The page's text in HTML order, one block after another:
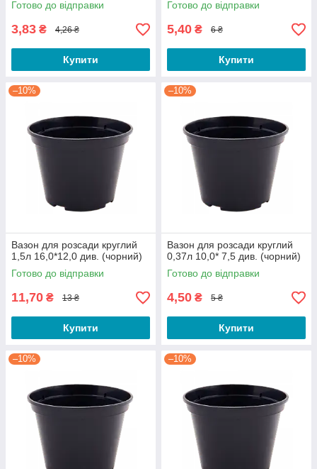
Готово до відправки
3,83 ₴ 4,26 ₴
Купити
Готово до відправки
5,40 ₴ 6 ₴
Купити
–10%
Вазон для розсади круглий
1,5л 16,0*12,0 див. (чорний)
Готово до відправки
11,70 ₴ 13 ₴
Купити
–10%
Вазон для розсади круглий
0,37л 10,0* 7,5 див. (чорний)
Готово до відправки
4,50 ₴ 5 ₴
Купити
–10% –10%